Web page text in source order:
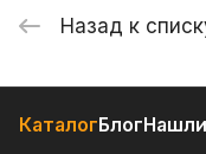
Назад к
КаталогБлог